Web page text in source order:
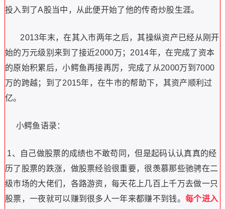
投入到了A股当中，从此便开始了他的传奇炒股生涯。
2013年末，在其入市两年之后，其操纵资产已经从刚开
始的万元级别来到了接近2000万；2014年，在完成了资本
的原始积累后，小鳄鱼再接再厉，完成了从2000万到7000
万的跨越；到了2015年，在牛市的帮助下，其资产顺利过
亿。
小鳄鱼语录：
1、自己做股票的成绩也不敢苟同，但是起码认认真真的经
历了股票的跌涨，做股票经验很重要，很羡慕那些驰骋在二
级市场的大佬们，各路游资，每天花上几百上千万去做一只
股票，一夜就可以赚到很多人一年来都赚不到钱。 每个进入